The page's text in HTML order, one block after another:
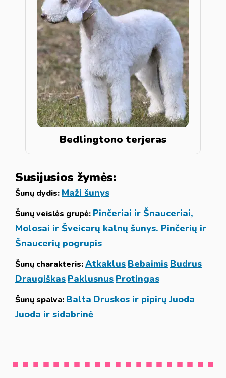
Bedlingtono terjeras
Susijusios žymės:
Šunų dydis: Maži šunys
Šunų veislės grupė: Pinčeriai ir Šnauceriai,
Molosai ir Šveicarų kalnų šunys. Pinčerių ir
Šnaucerių pogrupis
Šunų charakteris:Atkaklus Bebaimis Budrus
Draugiškas Paklusnus Protingas
Šunų spalva: Balta Druskos ir pipirų Juoda
Juoda ir sidabrinė